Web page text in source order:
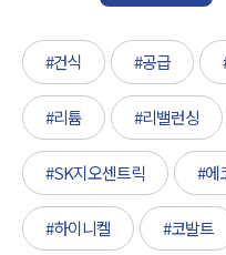
#건식 #공급
#리튬 #리밸런싱
#SK지오센트릭 #에
#하이니켈 #코발트